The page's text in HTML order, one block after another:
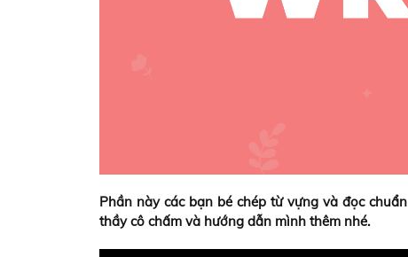
Phần này các bạn bé chép từ vựng và đọc
thầy cô chấm và hướng dẫn mình thêm nhé.